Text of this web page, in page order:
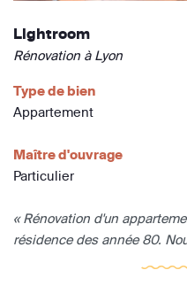
Lightroom
Rénovation à Lyon
Type de bien
Appartement
Maître d'ouvrage
Particulier
« Rénovation d'un
résidence des année 80.